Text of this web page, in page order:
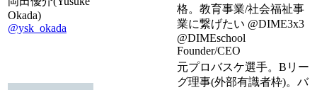
Okada)
@ysk_okada
格。教育事業/社会福祉事
業に繋げたい @DIME3x3
@DIMEschool
Founder/CEO
元プロバスケ選手。Bリー
グ理事(外部有識者枠)。バ